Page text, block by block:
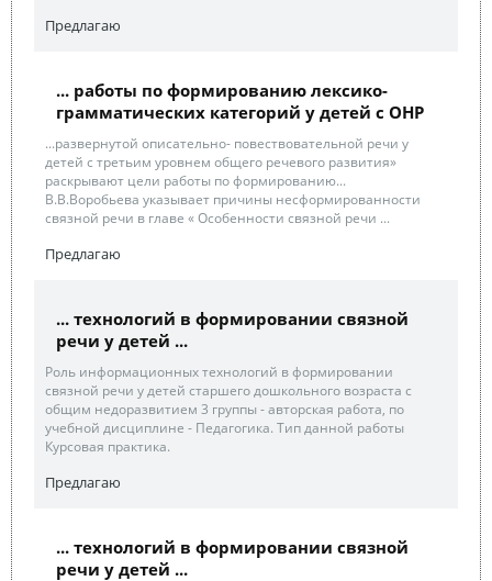
Предлагаю
... работы по формированию лексико-
грамматических категорий у детей с ОНР
...развернутой описательно- повествовательной речи у
детей с третьим уровнем общего речевого развития»
раскрывают цели работы по формированию...
В.В.Воробьева указывает причины несформированности
связной речи в главе « Особенности связной речи ...
Предлагаю
... технологий в формировании связной
речи у детей ...
Роль информационных технологий в формировании
связной речи у детей старшего дошкольного возраста с
общим недоразвитием 3 группы - авторская работа, по
учебной дисциплине - Педагогика. Тип данной работы
Курсовая практика.
Предлагаю
... технологий в формировании связной
речи у детей ...